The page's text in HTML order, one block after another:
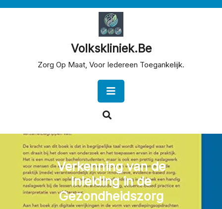
Volkskliniek.be
Zorg Op Maat, Voor Iedereen Toegankelijk.
Button
Verkenning van de
Inleiding in de
Gezondheidszorg